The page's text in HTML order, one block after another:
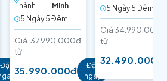
Đặt
hành
Minh
5 Ngày 5 Ðêm
Giá
từ
37.990.000đ
35.990.000đ
Đặt
ngay
5 Ngày 5 Ðêm
Giá
từ
34.990.000đ
32.490.000đ